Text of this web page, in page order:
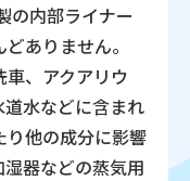
の内部ライナー
ありません。
車、アクアリウ
水などに含まれ
り他の成分に影響
器などの蒸気用